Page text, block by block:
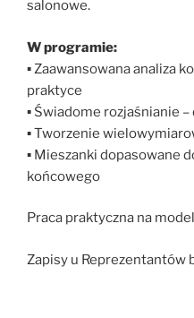
salonowe.
W programie:
▪ Zaawansowana analiza
praktyce
▪ Świadome rozjaśnianie
▪ Tworzenie
▪ Mieszanki dopasowane
końcowego
Praca praktyczna na
Zapisy u Reprezentantów